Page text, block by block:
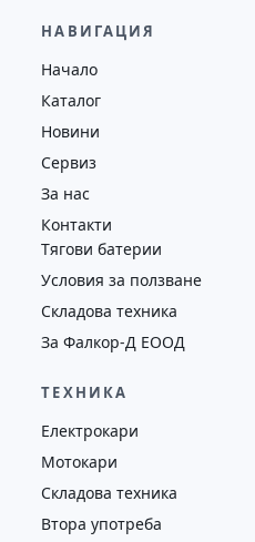
4130
НАВИГАЦИЯ
Начало
Каталог
Новини
Сервиз
За нас
Контакти
Тягови батерии
Условия за ползване
Складова техника
За Фалкор-Д ЕООД
ТЕХНИКА
Електрокари
Мотокари
Складова техника
Втора употреба